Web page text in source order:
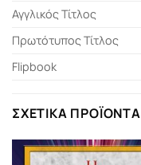
Αγγλικός Τίτλος
Πρωτότυπος Τίτλος
Flipbook
ΣΧΕΤΙΚΆ ΠΡΟΪΌΝΤΑ